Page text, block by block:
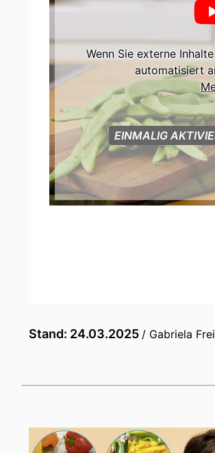
Wenn Sie externe
automatisiert
EINMALIG
Stand: 24.03.2025 / Gabriela